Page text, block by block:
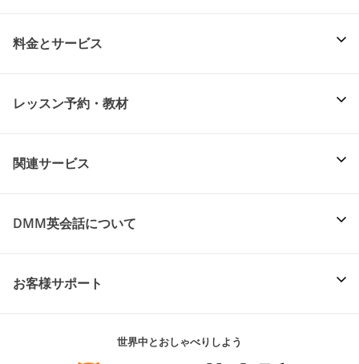
料金とサービス
レッスン予約・教材
関連サービス
DMM英会話について
お客様サポート
世界中とおしゃべりしよう